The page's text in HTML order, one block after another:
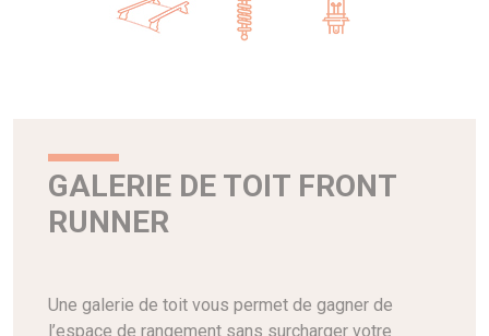
GALERIE DE TOIT FRONT
RUNNER
Une galerie de toit vous permet de gagner de
l’espace de rangement sans surcharger votre